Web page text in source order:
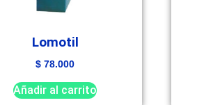
Lomotil
$ 78.000
Añadir al carrito